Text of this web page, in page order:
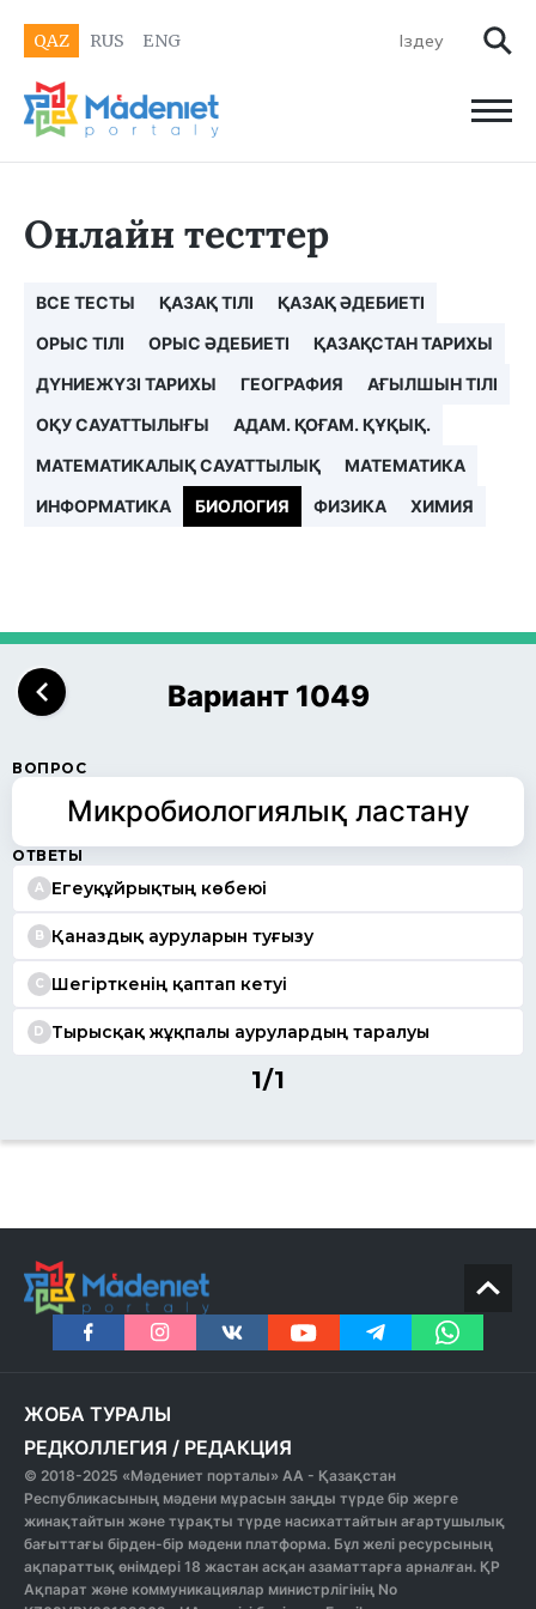
QAZ RUS ENG
Онлайн тесттер
ВСЕ ТЕСТЫ ҚАЗАҚ ТІЛІ
ҚАЗАҚ ӘДЕБИЕТІ
ОРЫС ТІЛІ
ОРЫС ӘДЕБИЕТІ
ҚАЗАҚСТАН ТАРИХЫ
ДҮНИЕЖҮЗІ ТАРИХЫ
ГЕОГРАФИЯ
АҒЫЛШЫН ТІЛІ
ОҚУ САУАТТЫЛЫҒЫ
АДАМ. ҚОҒАМ. ҚҰҚЫҚ.
МАТЕМАТИКАЛЫҚ САУАТТЫЛЫҚ
МАТЕМАТИКА
ИНФОРМАТИКА
БИОЛОГИЯ ФИЗИКА ХИМИЯ
Вариант 1049
ВОПРОС
Микробиологиялық ластану
ОТВЕТЫ
A Егеуқұйрықтың көбеюі
B Қаназдық ауруларын туғызу
C Шегірткенің қаптап кетуі
D Тырысқақ жұқпалы аурулардың таралуы
1/1
ЖОБА ТУРАЛЫ
РЕДКОЛЛЕГИЯ / РЕДАКЦИЯ
© 2018-2025 «Мәдениет порталы» АА - Қазақстан
Республикасының мәдени мұрасын заңды түрде бір жерге
жинақтайтын және тұрақты түрде насихаттайтын ағартушылық
бағыттағы бірден-бір мәдени платформа. Бұл желі ресурсының
ақпараттық өнімдері 18 жастан асқан азаматтарға арналған. ҚР
Ақпарат және коммуникациялар министрлігінің No